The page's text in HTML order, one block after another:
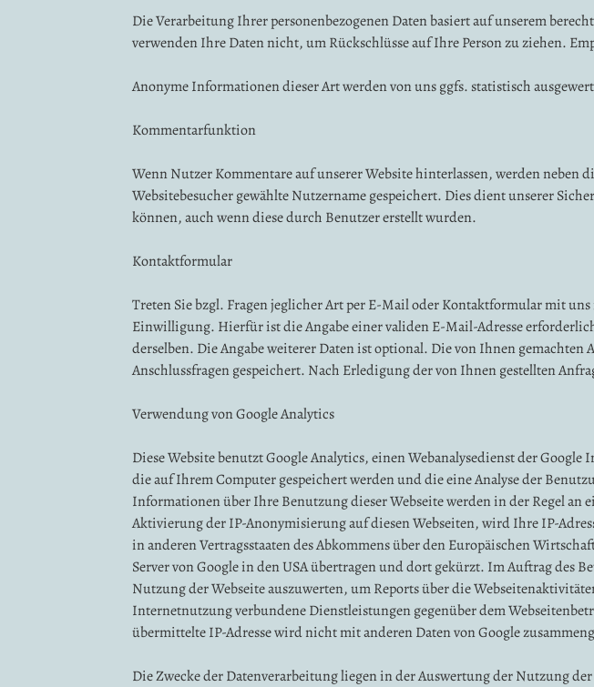
Die Verarbeitung Ihrer personenbezogenen Daten basiert auf unserem
verwenden Ihre Daten nicht, um Rückschlüsse auf Ihre Person zu ziehen.
Anonyme Informationen dieser Art werden von uns ggfs. statistisch
Kommentarfunktion
Wenn Nutzer Kommentare auf unserer Website hinterlassen, werden
Websitebesucher gewählte Nutzername gespeichert. Dies dient unserer
können, auch wenn diese durch Benutzer erstellt wurden.
Kontaktformular
Treten Sie bzgl. Fragen jeglicher Art per E-Mail oder Kontaktformular mit
Einwilligung. Hierfür ist die Angabe einer validen E-Mail-Adresse
derselben. Die Angabe weiterer Daten ist optional. Die von Ihnen
Anschlussfragen gespeichert. Nach Erledigung der von Ihnen gestellten
Verwendung von Google Analytics
Diese Website benutzt Google Analytics, einen Webanalysedienst der
die auf Ihrem Computer gespeichert werden und die eine Analyse der
Informationen über Ihre Benutzung dieser Webseite werden in der Regel
Aktivierung der IP-Anonymisierung auf diesen Webseiten, wird Ihre IP-
in anderen Vertragsstaaten des Abkommens über den Europäischen
Server von Google in den USA übertragen und dort gekürzt. Im Auftrag des
Nutzung der Webseite auszuwerten, um Reports über die
Internetnutzung verbundene Dienstleistungen gegenüber dem
übermittelte IP-Adresse wird nicht mit anderen Daten von Google
Die Zwecke der Datenverarbeitung liegen in der Auswertung der Nutzung